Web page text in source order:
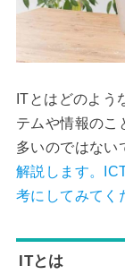
ITとはどのよう
テムや情報のこ
多いのではない
解説します。
考にしてみてく
ITとは